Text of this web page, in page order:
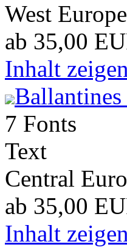
West
ab 35,00
Inhalt
7 Fonts
Text
Central
ab 35,00
Inhalt